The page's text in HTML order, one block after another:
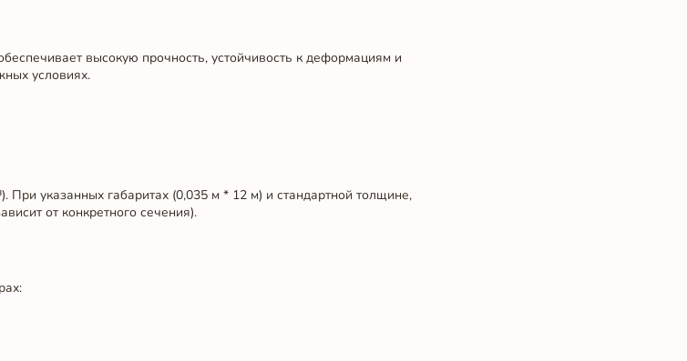
высокую прочность, устойчивость к деформациям и
условиях.
При указанных габаритах (0,035 м * 12 м) и стандартной толщине,
от конкретного сечения).